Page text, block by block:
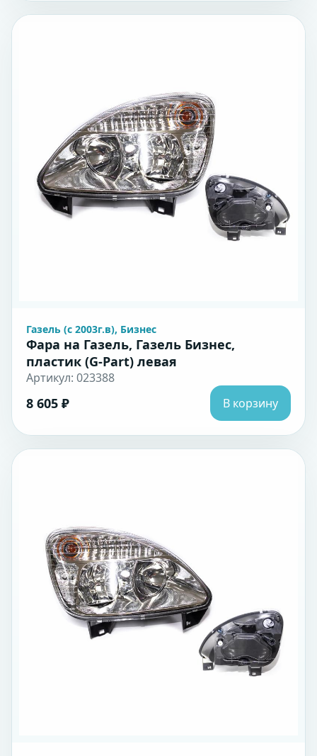
Газель (с 2003г.в), Бизнес
Фара на Газель, Газель Бизнес,
пластик (G-Part) левая
Артикул: 023388
8 605 ₽ В корзину